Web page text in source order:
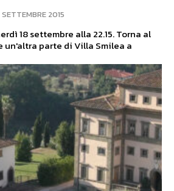
SETTEMBRE 2015
settembre alla 22.15. Torna al
un'altra parte di Villa Smilea a